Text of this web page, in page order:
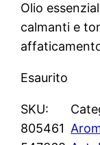
Olio
calmanti e
Esaurito
SKU:
805461